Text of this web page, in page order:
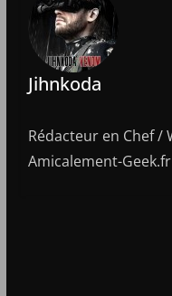
Jihnkoda
Rédacteur en Chef /
Amicalement-